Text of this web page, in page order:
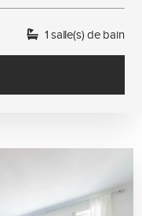
1 salle(s) de bain